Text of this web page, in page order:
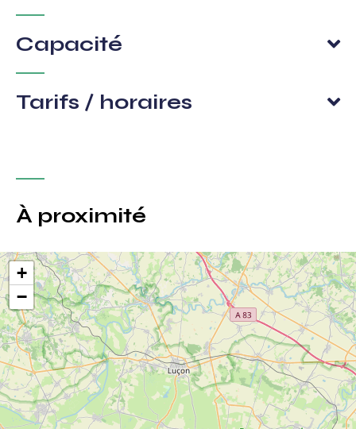
Capacité
Tarifs / horaires
À proximité
+
−